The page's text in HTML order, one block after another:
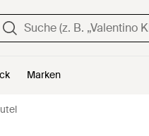
Marken